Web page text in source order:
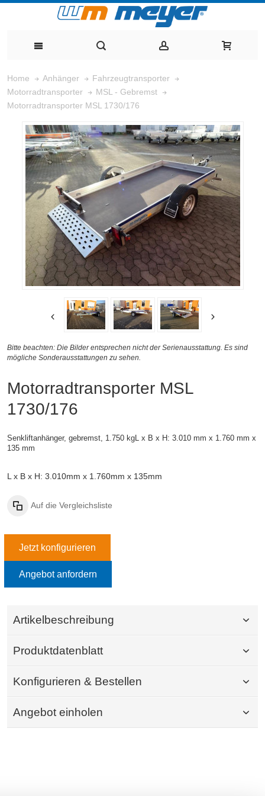
Home Anhänger
Fahrzeugtransporter
Motorradtransporter
MSL - Gebremst
Motorradtransporter MSL 1730/176
Bitte beachten: Die Bilder entsprechen nicht der Serienausstattung. Es sind
mögliche Sonderausstattungen zu sehen.
Motorradtransporter MSL
1730/176
Senkliftanhänger, gebremst, 1.750 kgL x B x H: 3.010 mm x 1.760 mm x
135 mm
L x B x H: 3.010mm x 1.760mm x 135mm
Auf die Vergleichsliste
Jetzt konfigurieren
Angebot anfordern
Artikelbeschreibung
Produktdatenblatt
Konfigurieren & Bestellen
Angebot einholen